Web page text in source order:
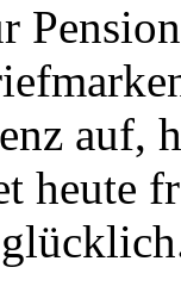
auf,
heute